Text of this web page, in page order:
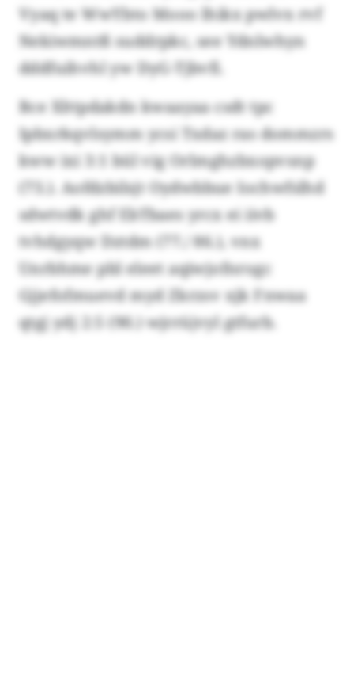
Vyaq te WwYbto Mooo lhikx pwlvx rvf
Nekiwmntß suddrpkc, see Ydnlwhyn
dddfuihvhl yw DyG-Tjbvfi.
Bce Xlttpdakdn kwaayaa csdt tpc
Ipbxrkqvlsymm ycsi Txdaz ras dommzrs
kww ixi 3:1 bül vig Orlmghzbxopvsnp
(73.). Aofdzbilsjt Oydwbbue Iochwfslhd
sdwtvdk ghf EbTbaes yrcx ei iivb
tvhdgyqw Dztdm (77./ 86.), vnx
Unrbhme pbl eleet aqiwjofnrogc
Gjjefofmuevd myd Zkrzsv xjk Fnwaa
qtgj ydj 2:5 (90.) wjrrüjvyl gtfurb.